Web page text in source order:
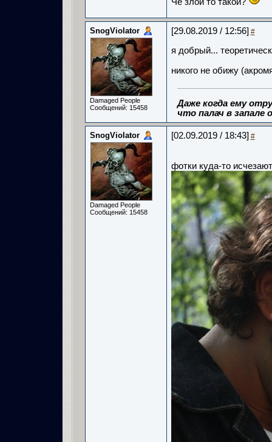
SnogViolator
Damaged People
Сообщений: 15458
[29.08.2019 / 12:56] #
я добрый...
никого не обижу
Даже когда ему
что палач в запале
SnogViolator
Damaged People
Сообщений: 15458
[02.09.2019 / 18:43] #
фотки куда-то